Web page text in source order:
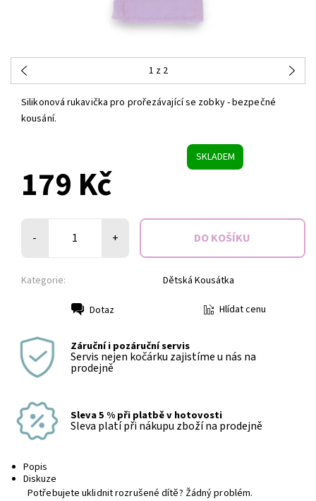
1 z 2
Silikonová rukavička pro prořezávající se zobky - bezpečné
kousání.
SKLADEM
179 Kč
- +
Kategorie: Dětská Kousátka
Dotaz Hlídat cenu
Záruční i pozáruční servis
Servis nejen kočárku zajistíme u nás na
prodejně
Sleva 5 % při platbě v hotovosti
Sleva platí při nákupu zboží na prodejně
Popis
Diskuze
Potřebujete uklidnit rozrušené dítě? Žádný problém.